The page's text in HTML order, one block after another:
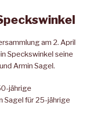
am 2. April
Speckswinkel seine
Armin Sagel.
jährige
Sagel für 25-jährige